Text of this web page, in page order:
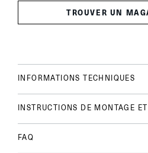
TROUVER UN
INFORMATIONS TECHNIQUES
INSTRUCTIONS DE MONTAGE
FAQ